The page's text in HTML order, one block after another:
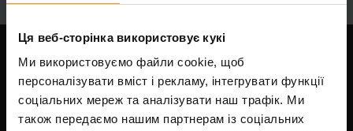
Ця веб-сторінка використовує кукі
Ми використовуємо файли cookie, щоб
персоналізувати вміст і рекламу, інтегрувати функції
соціальних мереж та аналізувати наш трафік. Ми
також передаємо нашим партнерам із соціальних
Наша компанія